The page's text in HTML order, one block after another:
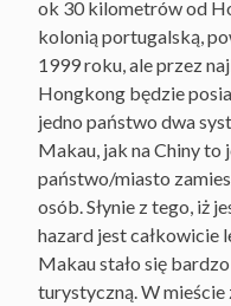
ok 30 kilometrów od
kolonią portugalską,
1999 roku, ale przez
Hongkong będzie
jedno państwo dwa
Makau, jak na Chiny to
państwo/miasto
osób. Słynie z tego, iż
hazard jest całkowicie
Makau stało się
turystyczną. W